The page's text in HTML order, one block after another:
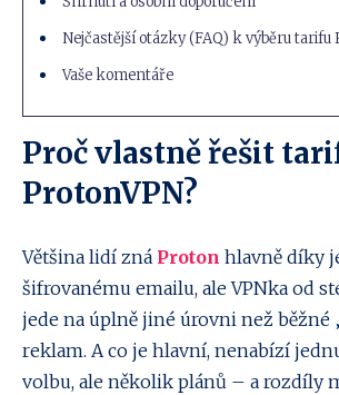
Nejčastější otázky (FAQ) k výběru tarifu
Vaše komentáře
Proč vlastně řešit
ProtonVPN?
Většina lidí zná Proton hlavně díky
šifrovanému emailu, ale VPNka od
jede na úplně jiné úrovni než běžné
reklam. A co je hlavní, nenabízí
volbu, ale několik plánů – a rozdíly